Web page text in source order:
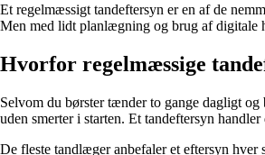
Et regelmæssigt tandeftersyn er en af de
Men med lidt planlægning og brug af digitale
Hvorfor regelmæssige
Selvom du børster tænder to gange dagligt
uden smerter i starten. Et tandeftersyn
De fleste tandlæger anbefaler et eftersyn